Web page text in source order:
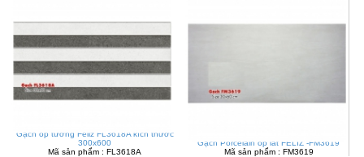
Gạch ốp tường Feliz FL3618A kích thước
300x600
Mã sản phẩm : FL3618A
Gạch Porcelain ốp lát FELIZ -FM3619
Mã sản phẩm : FM3619